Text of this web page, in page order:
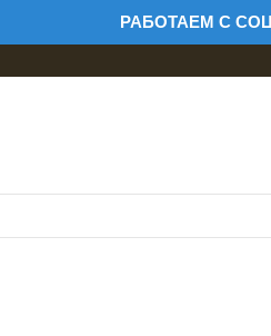
РАБОТАЕМ С